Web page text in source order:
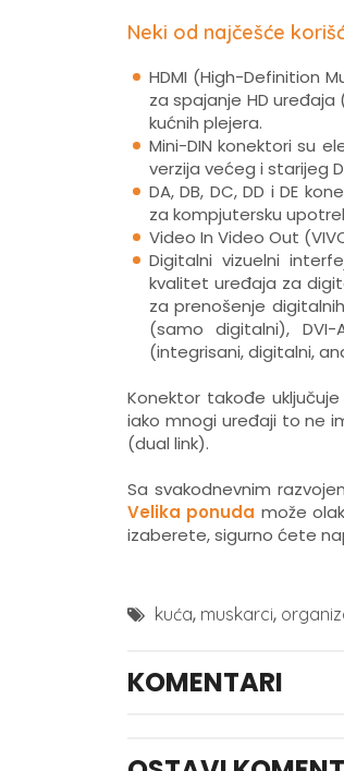
Neki od najčešće
HDMI (High-Definition
za spajanje HD
kućnih plejera.
Mini-DIN konektori su
verzija većeg i starijeg
DA, DB, DC, DD i DE
za kompjutersku
Video In Video Out
Digitalni vizuelni
kvalitet uređaja za
za prenošenje
(samo digitalni),
(integrisani, digitalni,
Konektor takođe
iako mnogi uređaji to ne
(dual link).
Sa svakodnevnim
Velika ponuda može
izaberete, sigurno ćete
kuća, muskarci,
KOMENTARI